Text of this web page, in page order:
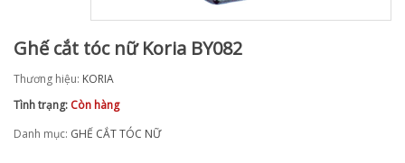
Ghế cắt tóc nữ Koria BY082
Thương hiệu: KORIA
Tình trạng: Còn hàng
Danh mục: GHẾ CẮT TÓC NỮ